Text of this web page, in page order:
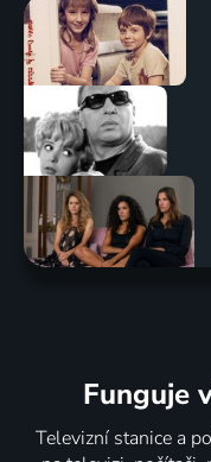
Funguje
Televizní stanice a